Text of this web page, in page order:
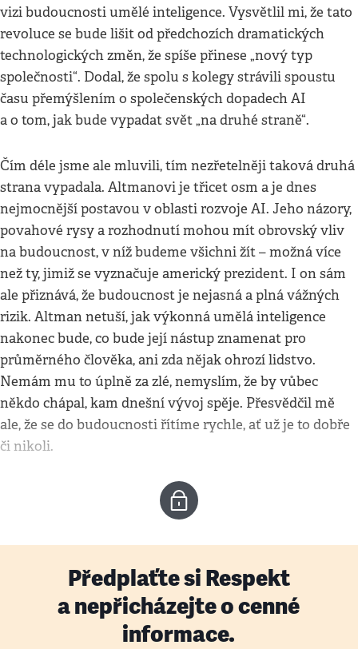
vizi budoucnosti umělé inteligence. Vysvětlil mi, že tato
revoluce se bude lišit od předchozích dramatických
technologických změn, že spíše přinese „nový typ
společnosti“. Dodal, že spolu s kolegy strávili spoustu
času přemýšlením o společenských dopadech AI
a o tom, jak bude vypadat svět „na druhé straně“.
Čím déle jsme ale mluvili, tím nezřetelněji taková druhá
strana vypadala. Altmanovi je třicet osm a je dnes
nejmocnější postavou v oblasti rozvoje AI. Jeho názory,
povahové rysy a rozhodnutí mohou mít obrovský vliv
na budoucnost, v níž budeme všichni žít – možná více
než ty, jimiž se vyznačuje americký prezident. I on sám
ale přiznává, že budoucnost je nejasná a plná vážných
rizik. Altman netuší, jak výkonná umělá inteligence
nakonec bude, co bude její nástup znamenat pro
průměrného člověka, ani zda nějak ohrozí lidstvo.
Nemám mu to úplně za zlé, nemyslím, že by vůbec
někdo chápal, kam dnešní vývoj spěje. Přesvědčil mě
ale, že se do budoucnosti řítíme rychle, ať už je to dobře
či nikoli.
Předplaťte si Respekt
a nepřicházejte o cenné
informace.